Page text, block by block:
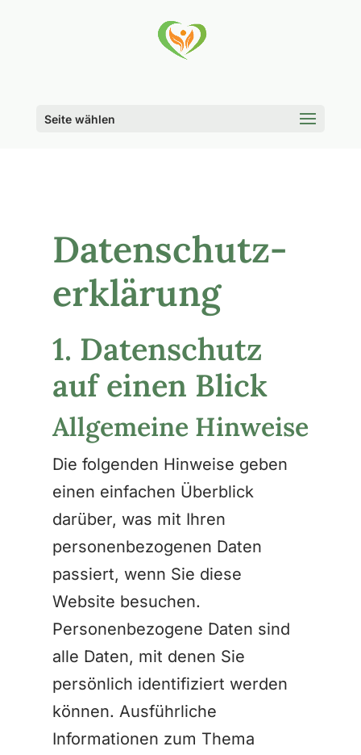
Seite wählen
Datenschutz­
erklärung
1. Datenschutz
auf einen Blick
Allgemeine Hinweise
Die folgenden Hinweise geben
einen einfachen Überblick
darüber, was mit Ihren
personenbezogenen Daten
passiert, wenn Sie diese
Website besuchen.
Personenbezogene Daten sind
alle Daten, mit denen Sie
persönlich identifiziert werden
können. Ausführliche
Informationen zum Thema